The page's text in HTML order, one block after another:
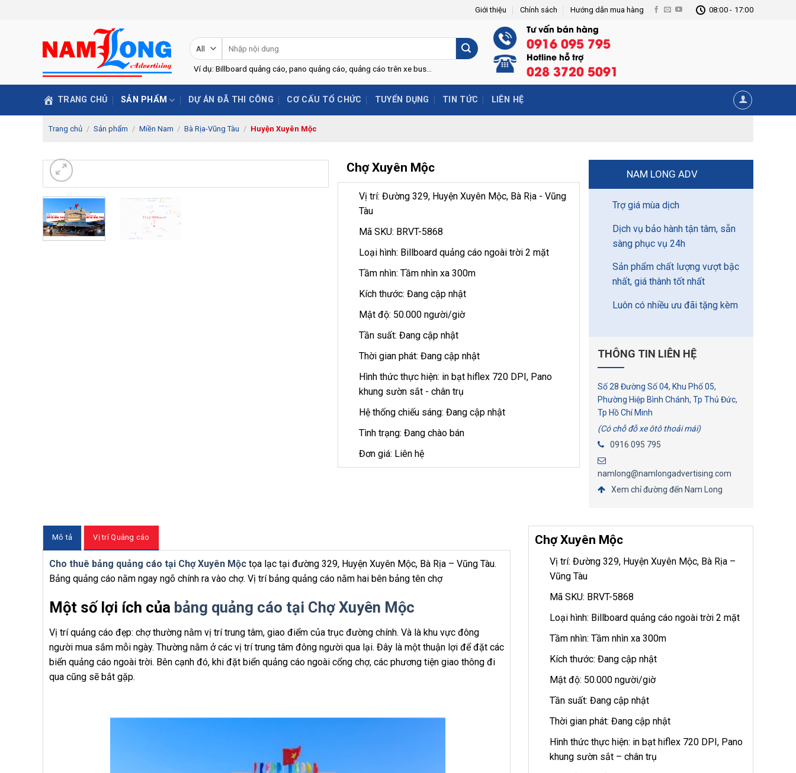
Giới thiệu Chính sách Hướng dẫn mua hàng 08:00 - 17:00
kiếm:
Ví dụ: Billboard quảng cáo, pano quảng cáo, quảng cáo trên xe bus...
Tư vấn bán hàng
0916 095 795
Hotline hỗ trợ
028 3720 5091
TRANG CHỦ SẢN PHẨM DỰ ÁN ĐÃ THI CÔNG CƠ CẤU TỔ CHỨC TUYỂN DỤNG TIN TỨC LIÊN HỆ
Trang chủ / Sản phẩm / Miền Nam / Bà Rịa-Vũng Tàu / Huyện Xuyên Mộc
Chợ Xuyên Mộc
Vị trí: Đường 329, Huyện Xuyên Mộc, Bà Rịa - Vũng
Tàu
Mã SKU: BRVT-5868
Loại hình: Billboard quảng cáo ngoài trời 2 mặt
Tầm nhìn: Tầm nhìn xa 300m
Kích thước: Đang cập nhật
Mật độ: 50.000 người/giờ
Tần suất: Đang cập nhật
Thời gian phát: Đang cập nhật
Hình thức thực hiện: in bạt hiflex 720 DPI, Pano
khung sườn sắt - chân trụ
Hệ thống chiếu sáng: Đang cập nhật
Tình trạng: Đang chào bán
Đơn giá: Liên hệ
NAM LONG ADV
Trợ giá mùa dịch
Dịch vụ bảo hành tận tâm, sẵn
sàng phục vụ 24h
Sản phẩm chất lượng vượt bậc
nhất, giá thành tốt nhất
Luôn có nhiều ưu đãi tặng kèm
THÔNG TIN LIÊN HỆ
Số 28 Đường Số 04, Khu Phố 05,
Phường Hiệp Bình Chánh, Tp Thủ Đức,
Tp Hồ Chí Minh
(Có chỗ đỗ xe ôtô thoải mái)
0916 095 795
namlong@namlongadvertising.com
Xem chỉ đường đến Nam Long
Mô tả Vị trí Quảng cáo
Cho thuê bảng quảng cáo tại Chợ Xuyên Mộc tọa lạc tại đường 329, Huyện Xuyên Mộc, Bà Rịa – Vũng Tàu.
Bảng quảng cáo nằm ngay ngõ chính ra vào chợ. Vị trí bảng quảng cáo nằm hai bên bảng tên chợ
Một số lợi ích của bảng quảng cáo tại Chợ Xuyên Mộc
Vị trí quảng cáo đẹp: chợ thường nằm vị trí trung tâm, giao điểm của trục đường chính. Và là khu vực đông
người mua sắm mỗi ngày. Thường nằm ở các vị trí trung tâm đông người qua lại. Đây là một thuận lợi để đặt các
biển quảng cáo ngoài trời. Bên cạnh đó, khi đặt biển quảng cáo ngoài cổng chợ, các phương tiện giao thông đi
qua cũng sẽ bắt gặp.
Chợ Xuyên Mộc
Vị trí: Đường 329, Huyện Xuyên Mộc, Bà Rịa –
Vũng Tàu
Mã SKU: BRVT-5868
Loại hình: Billboard quảng cáo ngoài trời 2 mặt
Tầm nhìn: Tầm nhìn xa 300m
Kích thước: Đang cập nhật
Mật độ: 50.000 người/giờ
Tần suất: Đang cập nhật
Thời gian phát: Đang cập nhật
Hình thức thực hiện: in bạt hiflex 720 DPI, Pano
khung sườn sắt – chân trụ